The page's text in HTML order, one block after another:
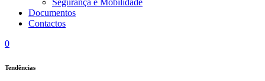
Segurança e Mobilidade
Documentos
Contactos
0
Tendências